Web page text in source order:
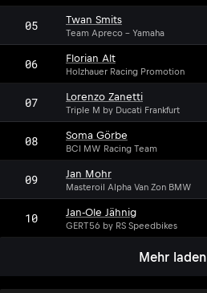
05 Twan Smits
Team Apreco - Yamaha
06 Florian Alt
Holzhauer Racing Promotion
07 Lorenzo Zanetti
Triple M by Ducati Frankfurt
08 SG
Soma Görbe
BCI MW Racing Team
09 JM
Jan Mohr
Masteroil Alpha Van Zon BMW
10 Jan-Ole Jähnig
GERT56 by RS Speedbikes
Mehr laden